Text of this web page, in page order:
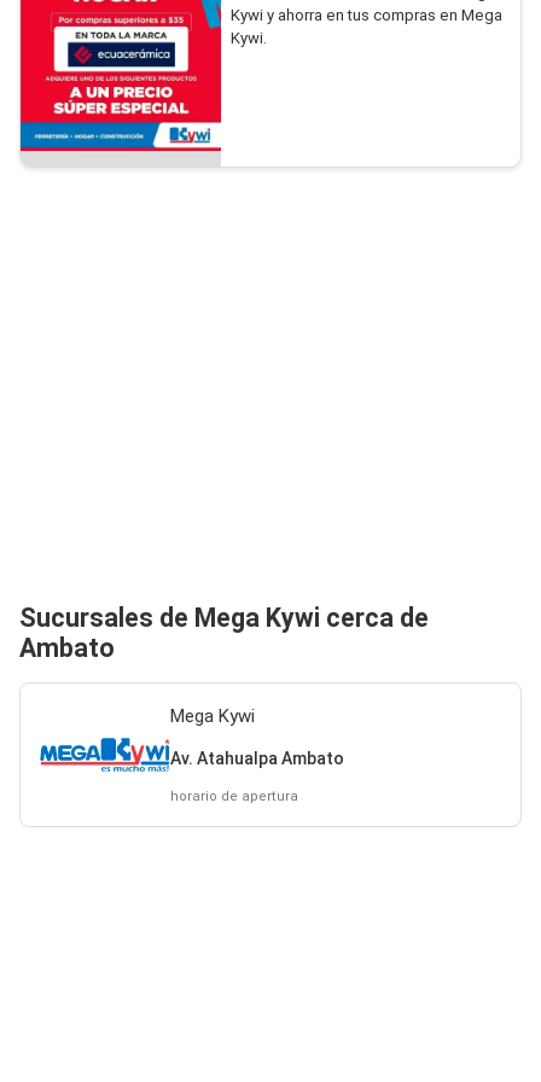
Kywi y ahorra en tus compras en Mega
Kywi.
Sucursales de Mega Kywi cerca de
Ambato
Mega Kywi
Av. Atahualpa Ambato
horario de apertura